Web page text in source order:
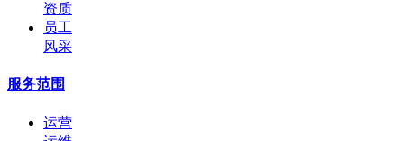
资质
员工
风采
服务范围
运营